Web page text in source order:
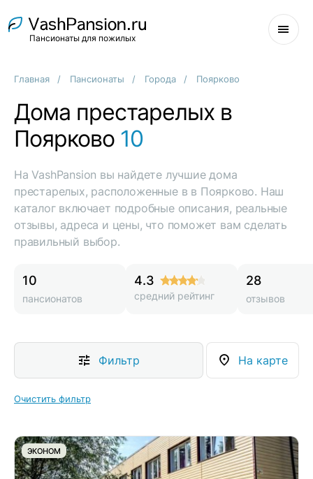
Пансионаты для пожилых
Главная Пансионаты Города Поярково
Дома престарелых в
Поярково 10
На VashPansion вы найдете лучшие дома
престарелых, расположенные в в Поярково. Наш
каталог включает подробные описания, реальные
отзывы, адреса и цены, что поможет вам сделать
правильный выбор.
10
пансионатов
4.3
средний рейтинг
28
отзывов
Фильтр На карте
Очистить фильтр
ЭКОНОМ